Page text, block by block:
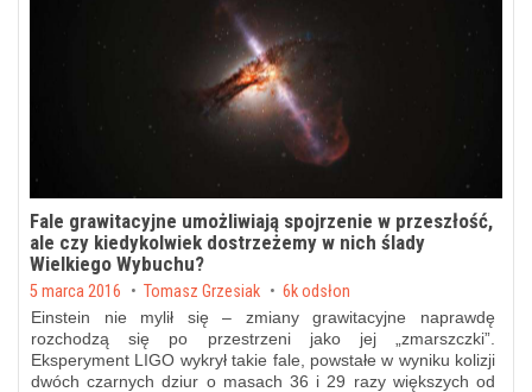
Fale grawitacyjne umożliwiają spojrzenie w przeszłość,
ale czy kiedykolwiek dostrzeżemy w nich ślady
Wielkiego Wybuchu?
Posted on
5 marca 2016 byTomasz Grzesiak 6k odsłon
Einstein nie mylił się – zmiany grawitacyjne naprawdę
rozchodzą się po przestrzeni jako jej „zmarszczki”.
Eksperyment LIGO wykrył takie fale, powstałe w wyniku kolizji
dwóch czarnych dziur o masach 36 i 29 razy większych od